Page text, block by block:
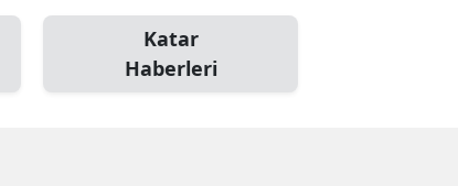
Çankırı
Çorum
Katar
Haberleri